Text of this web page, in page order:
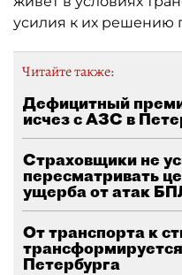
усилия к их решению
Читайте также:
Дефицитный
исчез с АЗС в
Страховщики не
пересматривать
ущерба от атак
От транспорта к
Петербурга